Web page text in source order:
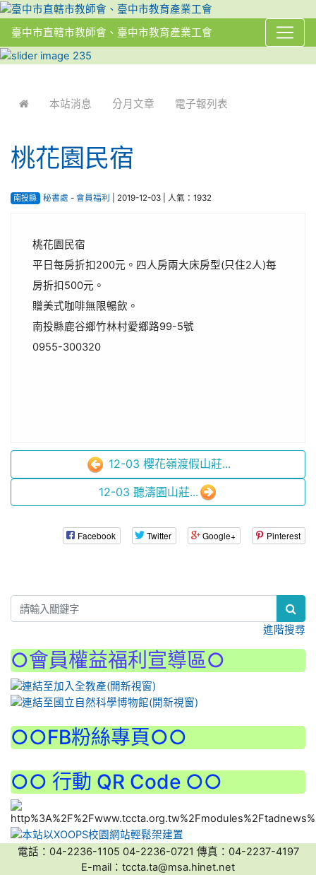
臺中市直轄市教師會、臺中市教育產業工會
本站消息 分月文章 電子報列表
桃花園民宿
南投縣 秘書處 - 會員福利 | 2019-12-03 | 人氣：1932
桃花園民宿
平日每房折扣200元。四人房兩大床房型(只住2人)每
房折扣500元。
贈美式咖啡無限暢飲。
南投縣鹿谷鄉竹林村愛鄉路99-5號
0955-300320
12-03 櫻花嶺渡假山莊...
12-03 聽濤園山莊...
Facebook Twitter Google+ Pinterest
進階搜尋
○會員權益福利宣導區○
○○FB粉絲專頁○○
○○ 行動 QR Code ○○
電話：04-2236-1105 04-2236-0721 傳真：04-2237-4197
E-mail：tccta.ta@msa.hinet.net